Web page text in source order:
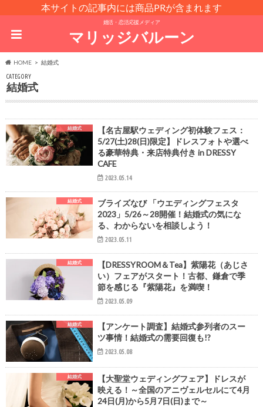
本サイトの記事内には商品PRが含まれます
婚活・恋活応援メディア
マリッジバルーン
HOME 結婚式
CATEGORY
結婚式
結婚式
【名古屋駅ウェディング初体験フェス：
5/27(土)28(日)限定】ドレスフォトや選べ
る豪華特典・来店特典付き in DRESSY
CAFE
2023.05.14
結婚式
ブライズなび 「ウエディングフェスタ
2023」5/26～28開催！結婚式の気にな
る、わからないを相談しよう！
2023.05.11
結婚式
【DRESSYROOM＆Tea】紫陽花（あじさ
い）フェアがスタート！古都、鎌倉で季
節を感じる『紫陽花』を満喫！
2023.05.09
結婚式
【アンケート調査】結婚式参列者のスー
ツ事情！結婚式の需要回復も!?
2023.05.08
結婚式
【大聖堂ウェディングフェア】ドレスが
映える！～全国のアニヴェルセルにて4月
24日(月)から5月7日(日)まで～